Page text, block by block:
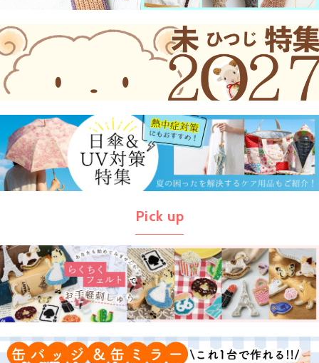
Pick up